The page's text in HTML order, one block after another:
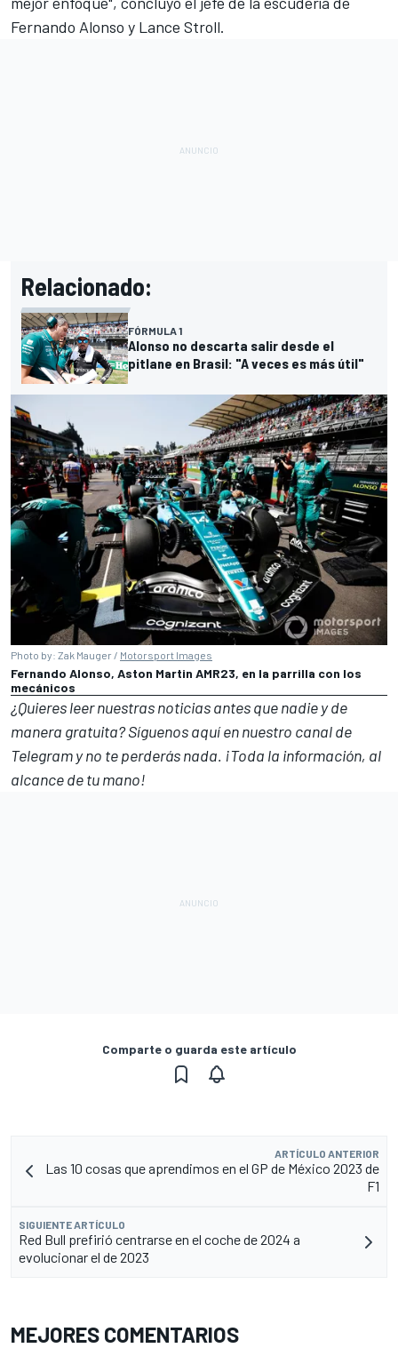
Fernando Alonso y Lance Stroll.
Relacionado:
FÓRMULA 1
Alonso no descarta salir desde el
pitlane en Brasil: "A veces es más útil"
Photo by: Zak Mauger / Motorsport Images
Fernando Alonso, Aston Martin AMR23, en la parrilla con los
mecánicos
¿Quieres leer nuestras noticias antes que nadie y de
manera gratuita? Síguenosaquí en nuestro canal de
Telegramy no te perderás nada. ¡Toda la información, al
alcance de tu mano!
Comparte o guarda este artículo
ARTÍCULO ANTERIOR
Las 10 cosas que aprendimos en el GP de México 2023 de
F1
SIGUIENTE ARTÍCULO
Red Bull prefirió centrarse en el coche de 2024 a
evolucionar el de 2023
MEJORES COMENTARIOS